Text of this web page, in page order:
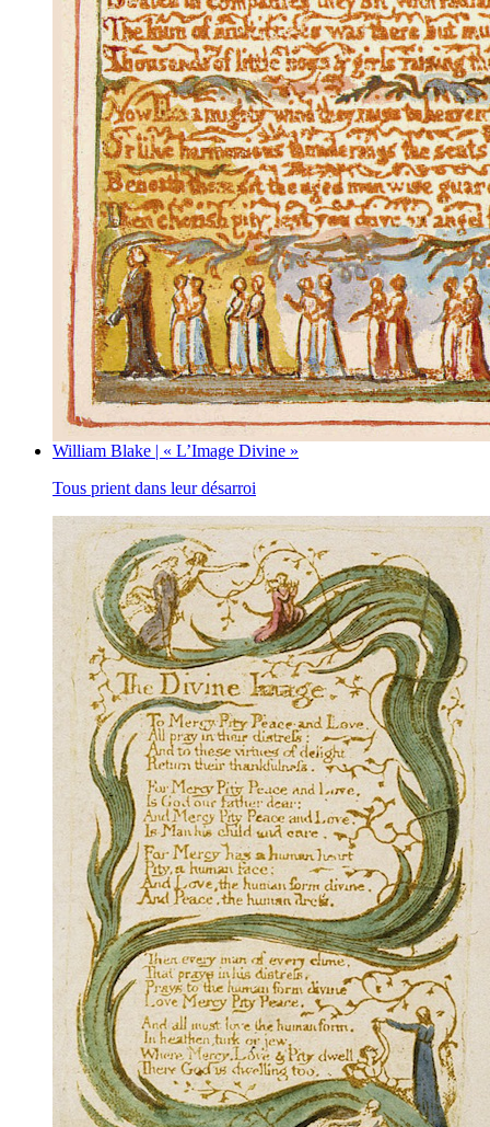
William Blake | « L’Image Divine »
Tous prient dans leur désarroi